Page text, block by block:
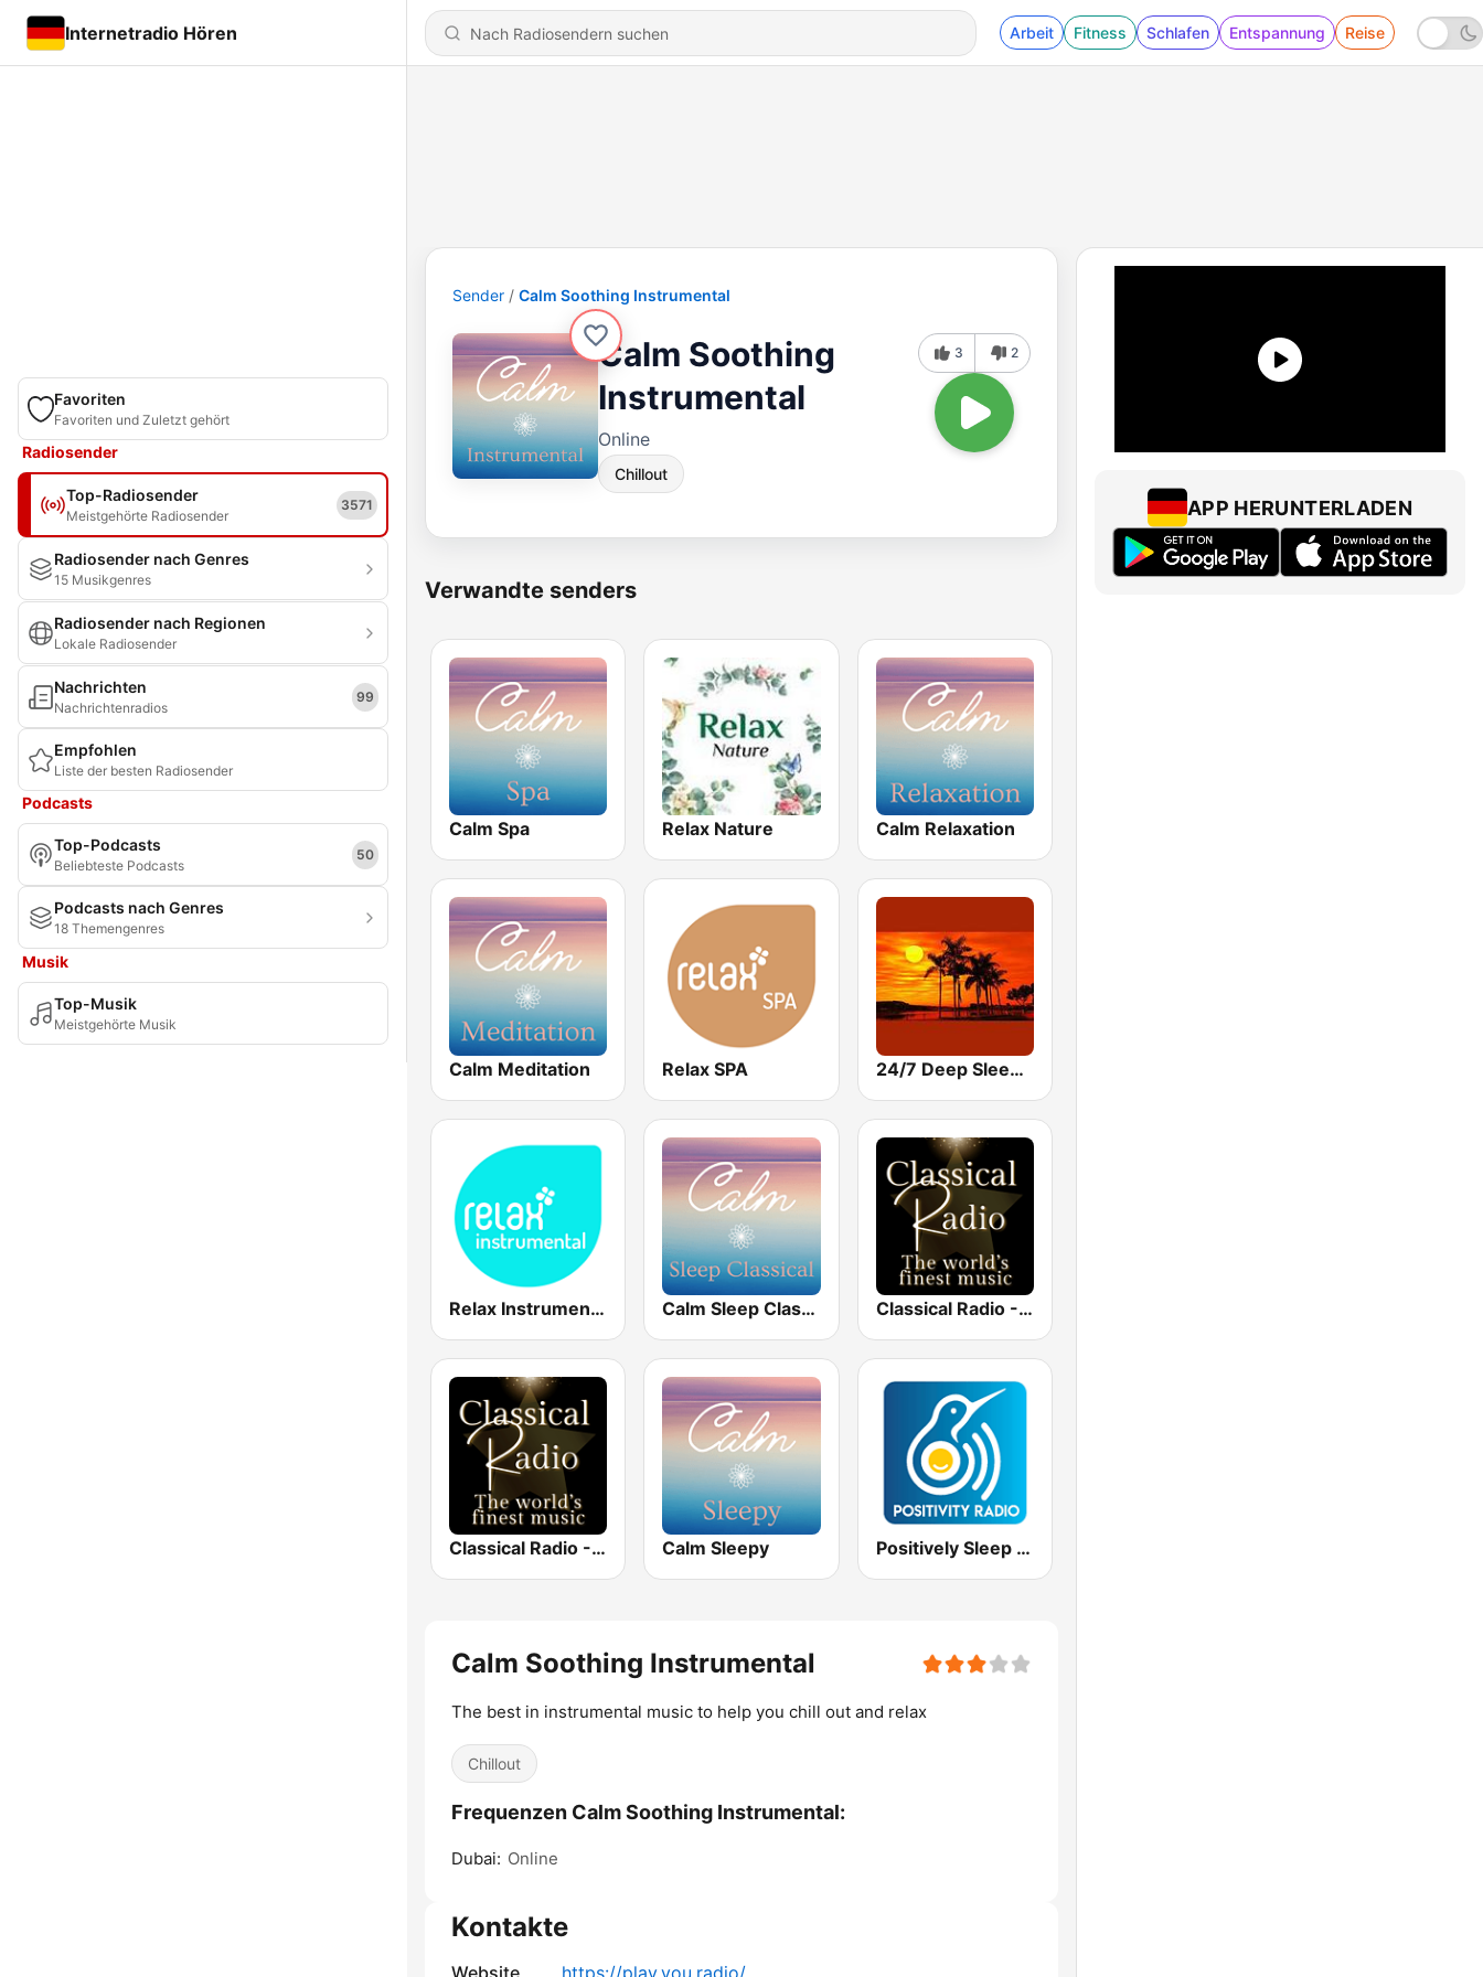
Internetradio Hören Arbeit Fitness Schlafen Entspannung Reise
Favoriten
Favoriten und Zuletzt gehört
Radiosender
Top-Radiosender
Meistgehörte Radiosender
3571
Radiosender nach Genres
15 Musikgenres
Radiosender nach Regionen
Lokale Radiosender
Nachrichten
Nachrichtenradios
99
Empfohlen
Liste der besten Radiosender
Podcasts
Top-Podcasts
Beliebteste Podcasts
50
Podcasts nach Genres
18 Themengenres
Musik
Top-Musik
Meistgehörte Musik
Sender Calm Soothing Instrumental
Calm Soothing
Instrumental
Online
Chillout
3 2
Verwandte senders
Calm Spa Relax Nature Calm Relaxation
Calm Meditation Relax SPA 24/7 Deep Sleep Music Relaxing Music Insomnia Sleep Relaxing Music Study Sleep Meditation
Relax Instrumental Calm Sleep Classical Classical Radio - Sleep
Classical Radio - Calm Calm Sleepy Positively Sleep Relax
Calm Soothing Instrumental
The best in instrumental music to help you chill out and relax
Chillout
Frequenzen Calm Soothing Instrumental:
Dubai: Online
Kontakte
APP HERUNTERLADEN